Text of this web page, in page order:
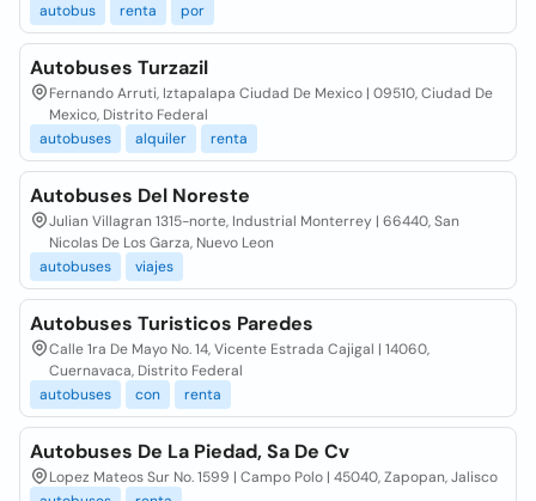
autobus
renta por
Autobuses Turzazil
Fernando Arruti, Iztapalapa Ciudad De Mexico | 09510, Ciudad De
Mexico, Distrito Federal
autobuses
alquiler renta
Autobuses Del Noreste
Julian Villagran 1315-norte, Industrial Monterrey | 66440, San
Nicolas De Los Garza, Nuevo Leon
autobuses
viajes
Autobuses Turisticos Paredes
Calle 1ra De Mayo No. 14, Vicente Estrada Cajigal | 14060,
Cuernavaca, Distrito Federal
autobuses
con renta
Autobuses De La Piedad, Sa De Cv
Lopez Mateos Sur No. 1599 | Campo Polo | 45040, Zapopan, Jalisco